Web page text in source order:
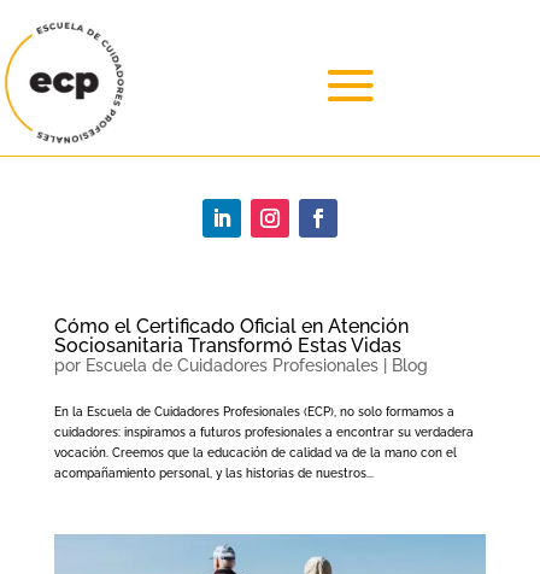
Cómo el Certificado Oficial en Atención
Sociosanitaria Transformó Estas Vidas
por Escuela de Cuidadores Profesionales| Blog
En la Escuela de Cuidadores Profesionales (ECP), no solo formamos a
cuidadores: inspiramos a futuros profesionales a encontrar su verdadera
vocación. Creemos que la educación de calidad va de la mano con el
acompañamiento personal, y las historias de nuestros...